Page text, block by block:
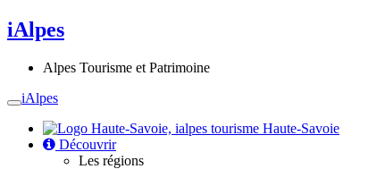
iAlpes
Alpes Tourisme et Patrimoine
Toggle
navigation
iAlpes
Haute-Savoie
Découvrir
Les régions